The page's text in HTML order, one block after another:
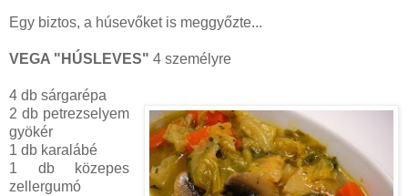
Egy biztos, a húsevőket is meggyőzte...
VEGA "HÚSLEVES" 4 személyre
4 db sárgarépa
2 db petrezselyem
gyökér
1 db karalábé
1 db közepes
zellergumó